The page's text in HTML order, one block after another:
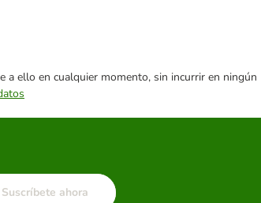
a ello en cualquier momento, sin incurrir en ningún
Suscríbete ahora